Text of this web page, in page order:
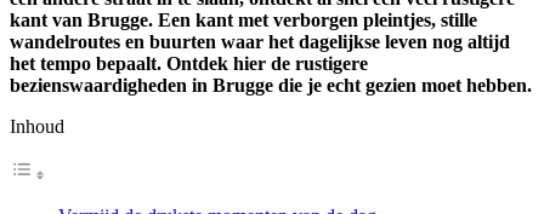
kant van Brugge. Een kant met verborgen pleintjes, stille
wandelroutes en buurten waar het dagelijkse leven nog altijd
het tempo bepaalt. Ontdek hier de rustigere
bezienswaardigheden in Brugge die je echt gezien moet hebben.
Inhoud